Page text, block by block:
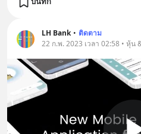
LH Bank • ติดตาม
22 ก.พ. 2023 เวลา 02:58 • หุ้น